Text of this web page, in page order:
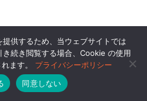
供するため、当ウェブサイトでは
続き閲覧する場合、Cookie の使用
ます。 プライバシーポリシー
同意しない